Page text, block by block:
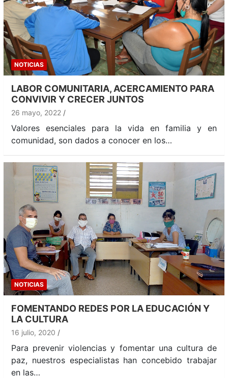
NOTICIAS
LABOR COMUNITARIA, ACERCAMIENTO PARA
CONVIVIR Y CRECER JUNTOS
26 mayo, 2022
Valores esenciales para la vida en familia y en
comunidad, son dados a conocer en los…
NOTICIAS
FOMENTANDO REDES POR LA EDUCACIÓN Y
LA CULTURA
16 julio, 2020
Para prevenir violencias y fomentar una cultura de
paz, nuestros especialistas han concebido trabajar
en las…